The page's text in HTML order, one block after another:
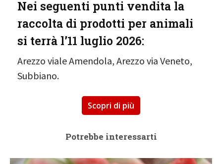
Nei seguenti punti vendita la
raccolta di prodotti per animali
si terrà l’11 luglio 2026:
Arezzo viale Amendola, Arezzo via Veneto,
Subbiano.
Scopri di più
Potrebbe interessarti